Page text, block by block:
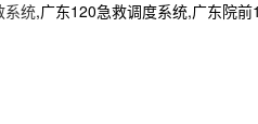
系统,广东120急救调度系统,广东院前